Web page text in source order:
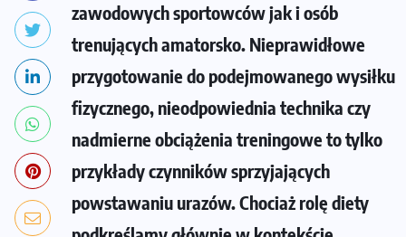
zawodowych sportowców jak i osób
trenujących amatorsko. Nieprawidłowe
przygotowanie do podejmowanego wysiłku
fizycznego, nieodpowiednia technika czy
nadmierne obciążenia treningowe to tylko
przykłady czynników sprzyjających
powstawaniu urazów. Chociaż rolę diety